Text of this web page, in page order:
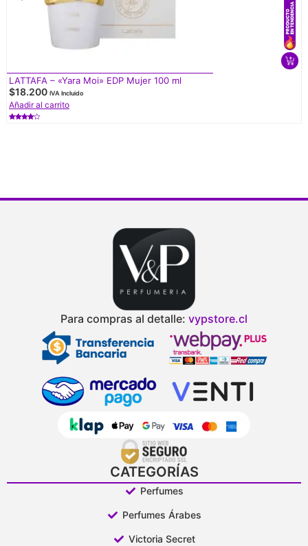
LATTAFA – «Yara Moi» EDP Mujer 100 ml
$18.200 IVA Incluido
Añadir al carrito
Para compras al detalle: vypstore.cl
CATEGORÍAS
Perfumes
Perfumes Árabes
Victoria Secret